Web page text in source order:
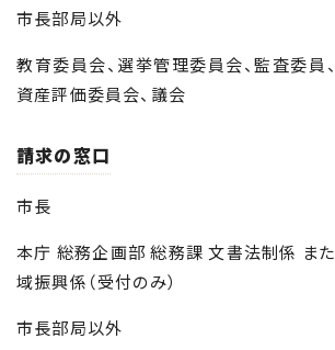
市長部局以外
教育委員会、選挙管理委員会、監査委員
資産評価委員会、議会
請求の窓口
市長
本庁 総務企画部 総務課 文書法制係 ま
域振興係（受付のみ）
市長部局以外